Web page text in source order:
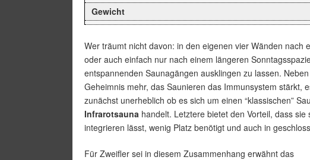
Gewicht
Wer träumt nicht davon: in den eigenen vier Wänden
oder auch einfach nur nach einem längeren
entspannenden Saunagängen ausklingen zu lassen.
Geheimnis mehr, das Saunieren das Immunsystem stärkt,
zunächst unerheblich ob es sich um einen “klassischen”
Infrarotsauna handelt. Letztere bietet den Vorteil, dass
integrieren lässt, wenig Platz benötigt und auch in
Für Zweifler sei in diesem Zusammenhang erwähnt das